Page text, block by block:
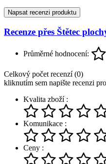
Napsat recenzi produktu
Recenze přes Štětec
Průměrné hodnocení:
Celkový počet recenzí (0)
kliknutím sem napište recenzi
Kvalita zboží :
Komunikace :
Ceny :